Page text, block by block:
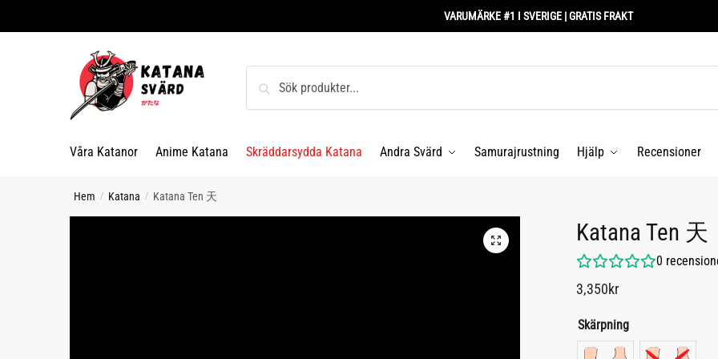
to
to
VARUMÄRKE #1 I SVERIGE | GRATIS FRAKT
efter:
Våra Katanor Anime Katana Skräddarsydda Katana Andra Svärd Samurajrustning Hjälp Recensioner
Hem / Katana / Katana Ten 天
Katana Ten 天
0
3,350kr
Skärpning